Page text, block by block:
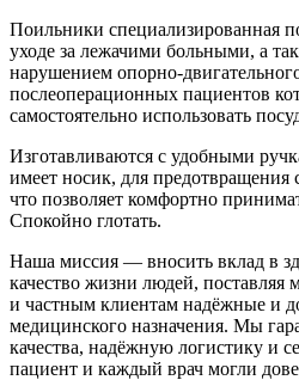
Поильники специализированная
уходе за лежачими больными, а
нарушением опорно-
послеоперационных пациентов
самостоятельно использовать
Изготавливаются с удобными
имеет носик, для предотвращения
что позволяет комфортно
Спокойно глотать.
Наша миссия — вносить вклад в
качество жизни людей,
и частным клиентам надёжные и
медицинского назначения. Мы
качества, надёжную логистику и
пациент и каждый врач могли